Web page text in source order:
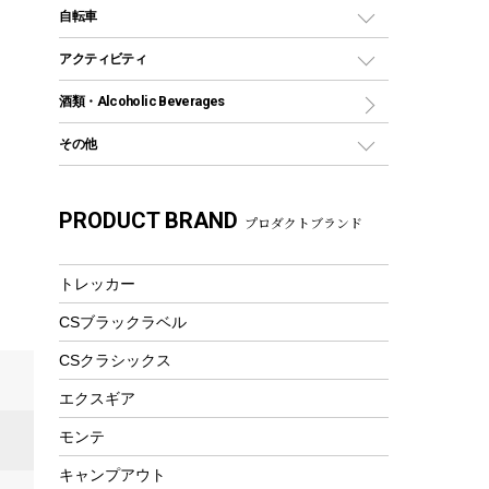
グランドシート
ガイドロープ
ツール
焚き火台&ストーブ
火起こし
バーベキューツール
燃料・着火剤・炭
クッキングツール
ナイフ
カトラリー
マグカップ、カップ
フードボトル
コーヒー&ミル
トレー
ランチョンマット
ランチボックス
ピクニックセット
ディズニーボトル
保冷剤
リュック、バックパック
トートバッグ、サコッシュ
ショッピングキャリー
その他アウトドア雑貨
レイン
ツール、他
インフレータブル
カヤック
パドル
ヘルメット
アクセサリー
自転車
折りたたみ自転車
スポーツサイクル
シティサイクル
自転車用アクセサリー
自転車ウェア
アクティビティ
マリン
ラッシュガード
テント
フローティングベスト
ヘルメット
エアーポンプ
ウィンター
防寒ウェア
酒類・Alcoholic Beverages
その他
湯たんぽ
PRODUCT BRAND プロダクトブランド
トレッカー
CSブラックラベル
CSクラシックス
エクスギア
モンテ
キャンプアウト